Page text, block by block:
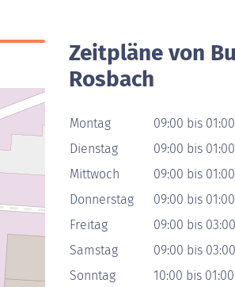
Zeitpläne von
Rosbach
Montag
09:00 bis
Dienstag
09:00 bis
Mittwoch
09:00 bis
Donnerstag
09:00 bis
Freitag
09:00 bis
Samstag
09:00 bis
Sonntag
10:00 bis